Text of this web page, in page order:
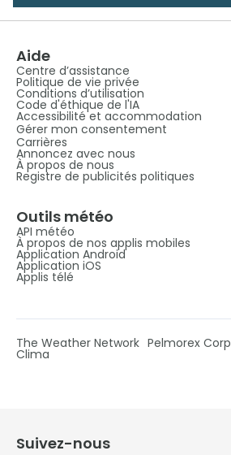
Aide
Centre d’assistance
Politique de vie privée
Conditions d’utilisation
Code d'éthique de l'IA
Accessibilité et accommodation
Gérer mon consentement
Carrières
Annoncez avec nous
À propos de nous
Registre de publicités politiques
Outils météo
API météo
À propos de nos applis mobiles
Application Android
Application iOS
Applis télé
The Weather Network Pelmorex Corp
Clima
Suivez-nous